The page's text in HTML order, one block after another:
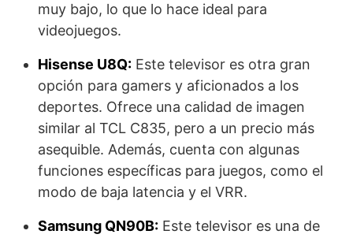
muy bajo, lo que lo hace ideal para
videojuegos.
Hisense U8Q: Este televisor es otra gran
opción para gamers y aficionados a los
deportes. Ofrece una calidad de imagen
similar al TCL C835, pero a un precio más
asequible. Además, cuenta con algunas
funciones específicas para juegos, como el
modo de baja latencia y el VRR.
Samsung QN90B: Este televisor es una de